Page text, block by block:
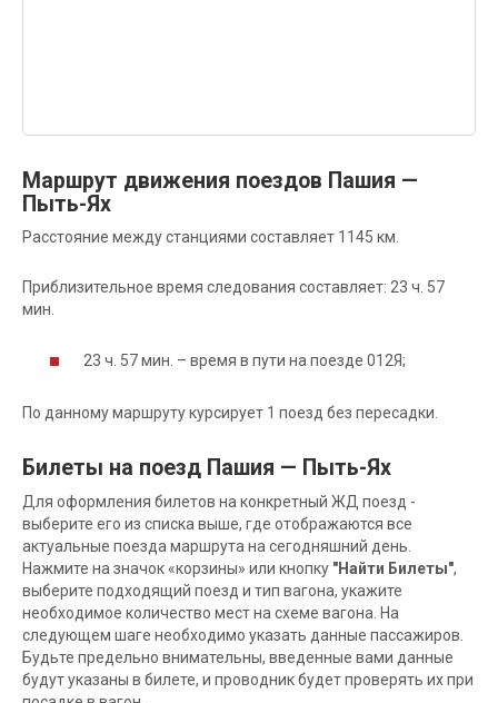
Маршрут движения поездов Пашия —
Пыть-Ях
Расстояние между станциями составляет 1145 км.
Приблизительное время следования составляет: 23 ч. 57
мин.
23 ч. 57 мин. – время в пути на поезде 012Я;
По данному маршруту курсирует 1 поезд без пересадки.
Билеты на поезд Пашия — Пыть-Ях
Для оформления билетов на конкретный ЖД поезд -
выберите его из списка выше, где отображаются все
актуальные поезда маршрута на сегодняшний день.
Нажмите на значок «корзины» или кнопку "Найти Билеты",
выберите подходящий поезд и тип вагона, укажите
необходимое количество мест на схеме вагона. На
следующем шаге необходимо указать данные пассажиров.
Будьте предельно внимательны, введенные вами данные
будут указаны в билете, и проводник будет проверять их при